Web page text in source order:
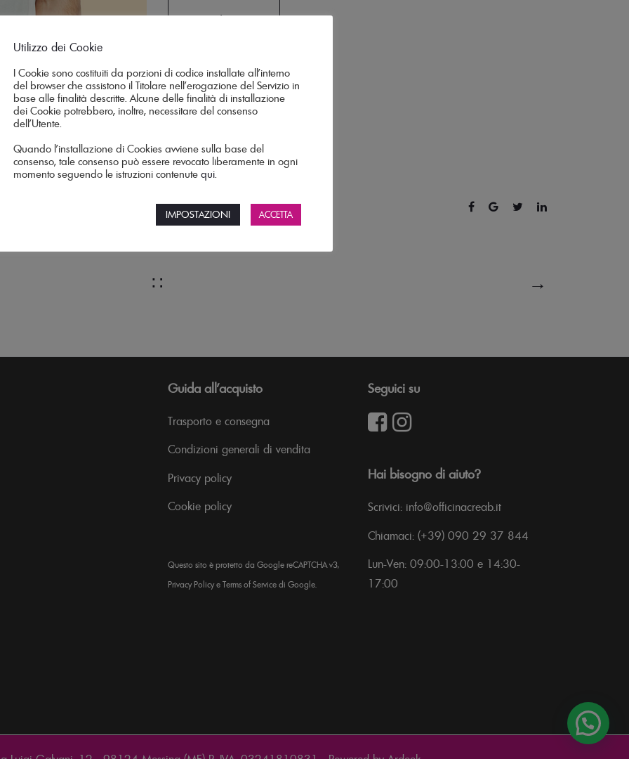
Marketing
60%
Contact Me
∷ →
Guida all’acquisto
Trasporto e consegna
Condizioni generali di vendita
Privacy policy
Cookie policy
Questo sito è protetto da Google reCAPTCHA v3,
Privacy Policye Terms of Service di Google.
Seguici su
Hai bisogno di aiuto?
Scrivici: info@officinacreab.it
Chiamaci: (+39) 090 29 37 844
Lun-Ven: 09:00-13:00 e 14:30-
17:00
Utilizzo dei Cookie
I Cookie sono costituiti da porzioni di codice installate all’interno
del browser che assistono il Titolare nell’erogazione del Servizio in
base alle finalità descritte. Alcune delle finalità di installazione
dei Cookie potrebbero, inoltre, necessitare del consenso
dell’Utente.
Quando l’installazione di Cookies avviene sulla base del
consenso, tale consenso può essere revocato liberamente in ogni
momento seguendo le istruzioni contenute qui
IMPOSTAZIONI ACCETTA